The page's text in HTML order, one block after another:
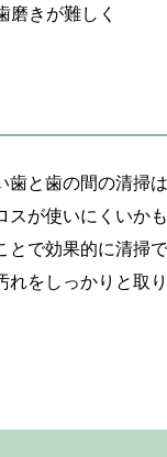
きが難しく
と歯の間の清掃
スが使いにくいか
で効果的に清掃で
れをしっかりと取